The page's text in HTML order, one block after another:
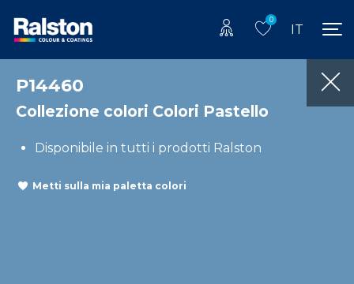
0
IT
P14460
Collezione colori Colori Pastello
Disponibile in tutti i prodotti Ralston
Metti sulla mia paletta colori